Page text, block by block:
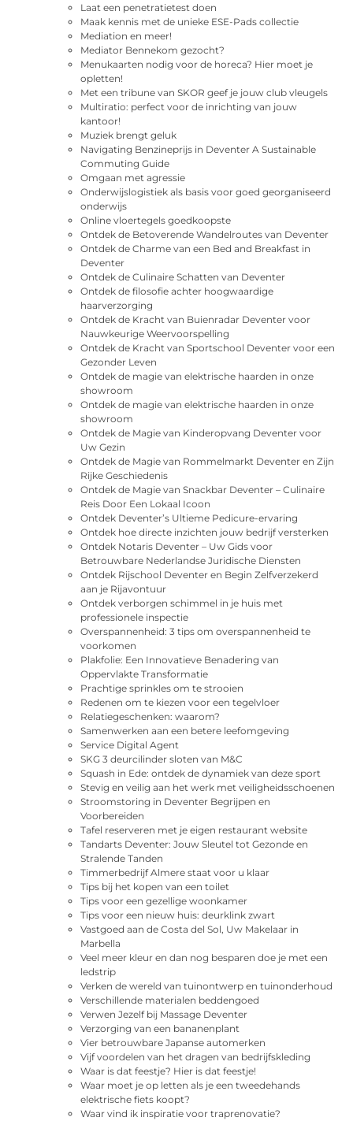
Laat een penetratietest doen
Maak kennis met de unieke ESE-Pads collectie
Mediation en meer!
Mediator Bennekom gezocht?
Menukaarten nodig voor de horeca? Hier moet je
opletten!
Met een tribune van SKOR geef je jouw club vleugels
Multiratio: perfect voor de inrichting van jouw
kantoor!
Muziek brengt geluk
Navigating Benzineprijs in Deventer A Sustainable
Commuting Guide
Omgaan met agressie
Onderwijslogistiek als basis voor goed georganiseerd
onderwijs
Online vloertegels goedkoopste
Ontdek de Betoverende Wandelroutes van Deventer
Ontdek de Charme van een Bed and Breakfast in
Deventer
Ontdek de Culinaire Schatten van Deventer
Ontdek de filosofie achter hoogwaardige
haarverzorging
Ontdek de Kracht van Buienradar Deventer voor
Nauwkeurige Weervoorspelling
Ontdek de Kracht van Sportschool Deventer voor een
Gezonder Leven
Ontdek de magie van elektrische haarden in onze
showroom
Ontdek de magie van elektrische haarden in onze
showroom
Ontdek de Magie van Kinderopvang Deventer voor
Uw Gezin
Ontdek de Magie van Rommelmarkt Deventer en Zijn
Rijke Geschiedenis
Ontdek de Magie van Snackbar Deventer – Culinaire
Reis Door Een Lokaal Icoon
Ontdek Deventer’s Ultieme Pedicure-ervaring
Ontdek hoe directe inzichten jouw bedrijf versterken
Ontdek Notaris Deventer – Uw Gids voor
Betrouwbare Nederlandse Juridische Diensten
Ontdek Rijschool Deventer en Begin Zelfverzekerd
aan je Rijavontuur
Ontdek verborgen schimmel in je huis met
professionele inspectie
Overspannenheid: 3 tips om overspannenheid te
voorkomen
Plakfolie: Een Innovatieve Benadering van
Oppervlakte Transformatie
Prachtige sprinkles om te strooien
Redenen om te kiezen voor een tegelvloer
Relatiegeschenken: waarom?
Samenwerken aan een betere leefomgeving
Service Digital Agent
SKG 3 deurcilinder sloten van M&C
Squash in Ede: ontdek de dynamiek van deze sport
Stevig en veilig aan het werk met veiligheidsschoenen
Stroomstoring in Deventer Begrijpen en
Voorbereiden
Tafel reserveren met je eigen restaurant website
Tandarts Deventer: Jouw Sleutel tot Gezonde en
Stralende Tanden
Timmerbedrijf Almere staat voor u klaar
Tips bij het kopen van een toilet
Tips voor een gezellige woonkamer
Tips voor een nieuw huis: deurklink zwart
Vastgoed aan de Costa del Sol, Uw Makelaar in
Marbella
Veel meer kleur en dan nog besparen doe je met een
ledstrip
Verken de wereld van tuinontwerp en tuinonderhoud
Verschillende materialen beddengoed
Verwen Jezelf bij Massage Deventer
Verzorging van een bananenplant
Vier betrouwbare Japanse automerken
Vijf voordelen van het dragen van bedrijfskleding
Waar is dat feestje? Hier is dat feestje!
Waar moet je op letten als je een tweedehands
elektrische fiets koopt?
Waar vind ik inspiratie voor traprenovatie?